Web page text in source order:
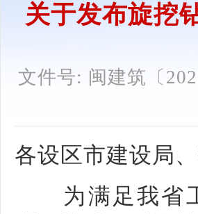
关于发布旋挖
文件号: 闽建筑〔
各设区市建设局
为满足我省工